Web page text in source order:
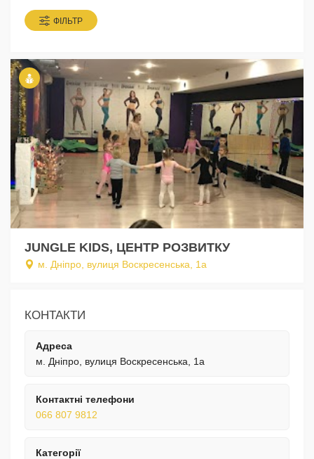
ФІЛЬТР
JUNGLE KIDS, ЦЕНТР РОЗВИТКУ
м. Дніпро, вулиця Воскресенська, 1а
КОНТАКТИ
Адреса
м. Дніпро, вулиця Воскресенська, 1а
Контактні телефони
066 807 9812
Категорії